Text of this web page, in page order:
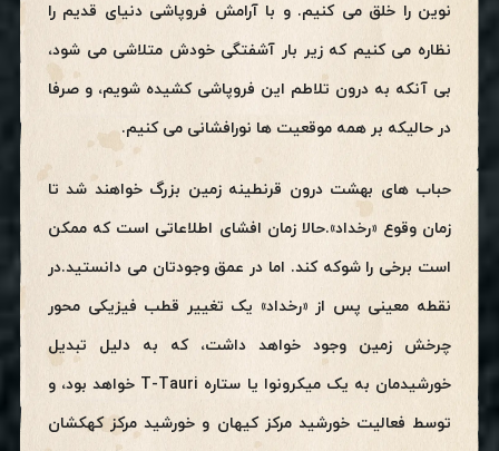
نوین را خلق می کنیم. و با آرامش فروپاشی دنیای قدیم را
نظاره می کنیم که زیر بار آشفتگی خودش متلاشی می شود،
بی آنکه به درون تلاطم این فروپاشی کشیده شویم، و صرفا
در حالیکه بر همه موقعیت ها نورافشانی می کنیم.
حباب های بهشت درون قرنطینه زمین بزرگ خواهند شد تا
زمان وقوع «رخداد».حالا زمان افشای اطلاعاتی است که ممکن
است برخی را شوکه کند. اما در عمق وجودتان می دانستید.در
نقطه معینی پس از «رخداد» یک تغییر قطب فیزیکی محور
چرخش زمین وجود خواهد داشت، که به دلیل تبدیل
خورشیدمان به یک میکرونوا یا ستاره T-Tauri خواهد بود، و
توسط فعالیت خورشید مرکز کیهان و خورشید مرکز کهکشان